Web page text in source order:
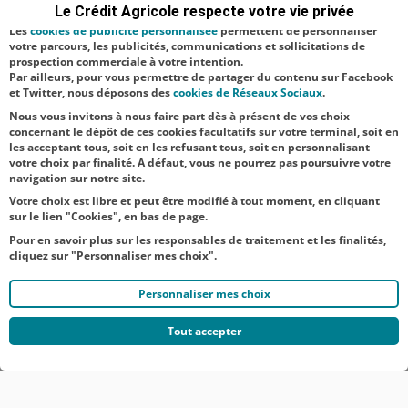
animateur de
l’événement -
Matthieu
Renard,
Le Crédit Agricole respecte votre vie privée
satisfaction facultatifs.
Lescookies de publicité personnalisée permettent de personnaliser
votre parcours, les publicités, communications et sollicitations de
prospection commerciale à votre intention.
Par ailleurs, pour vous permettre de partager du contenu sur Facebook
et Twitter, nous déposons descookies de Réseaux Sociaux.
Nous vous invitons à nous faire part dès à présent de vos choix
concernant le dépôt de ces cookies facultatifs sur votre terminal, soit en
les acceptant tous, soit en les refusant tous, soit en personnalisant
votre choix par finalité. A défaut, vous ne pourrez pas poursuivre votre
navigation sur notre site.
Votre choix est libre et peut être modifié à tout moment, en cliquant
sur le lien "Cookies", en bas de page.
Pour en savoir plus sur les responsables de traitement et les finalités,
cliquez sur "Personnaliser mes choix".
Personnaliser mes choix
Tout accepter